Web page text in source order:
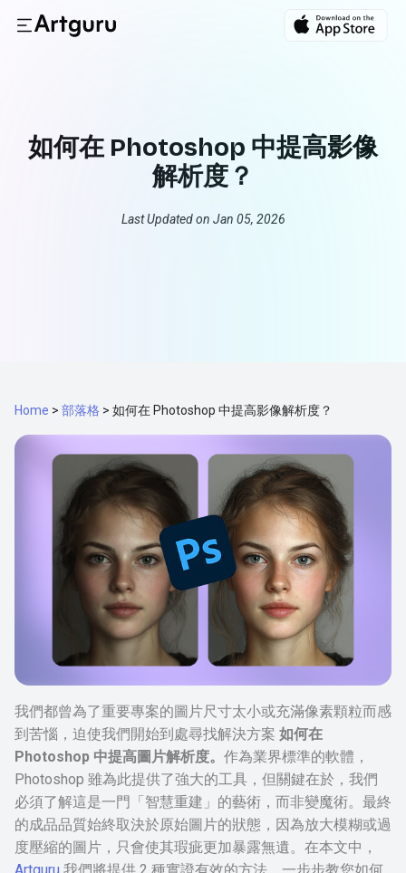
如何在 Photoshop 中提高影像
解析度？
Last Updated on Jan 05, 2026
Home > 部落格 > 如何在 Photoshop 中提高影像解析度？
我們都曾為了重要專案的圖片尺寸太小或充滿像素顆粒而感
到苦惱，迫使我們開始到處尋找解決方案 如何在
Photoshop 中提高圖片解析度。 作為業界標準的軟體，
Photoshop 雖為此提供了強大的工具，但關鍵在於，我們
必須了解這是一門「智慧重建」的藝術，而非變魔術。最終
的成品品質始終取決於原始圖片的狀態，因為放大模糊或過
度壓縮的圖片，只會使其瑕疵更加暴露無遺。在本文中，